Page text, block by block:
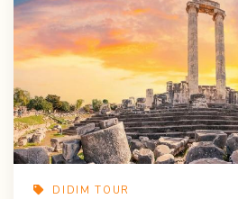
DIDIM TOUR